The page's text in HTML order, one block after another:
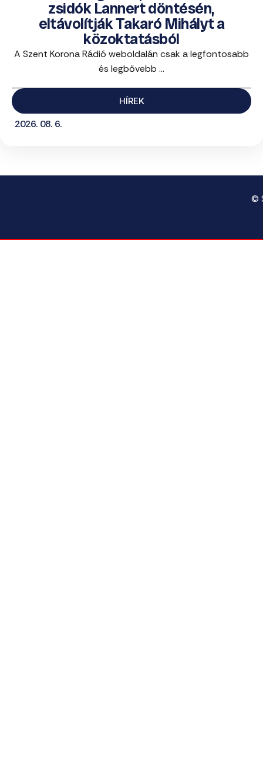
zsidók Lannert döntésén,
eltávolítják Takaró Mihályt a
közoktatásból
A Szent Korona Rádió weboldalán csak a legfontosabb
és legbővebb ...
HÍREK
2026. 08. 6.
©